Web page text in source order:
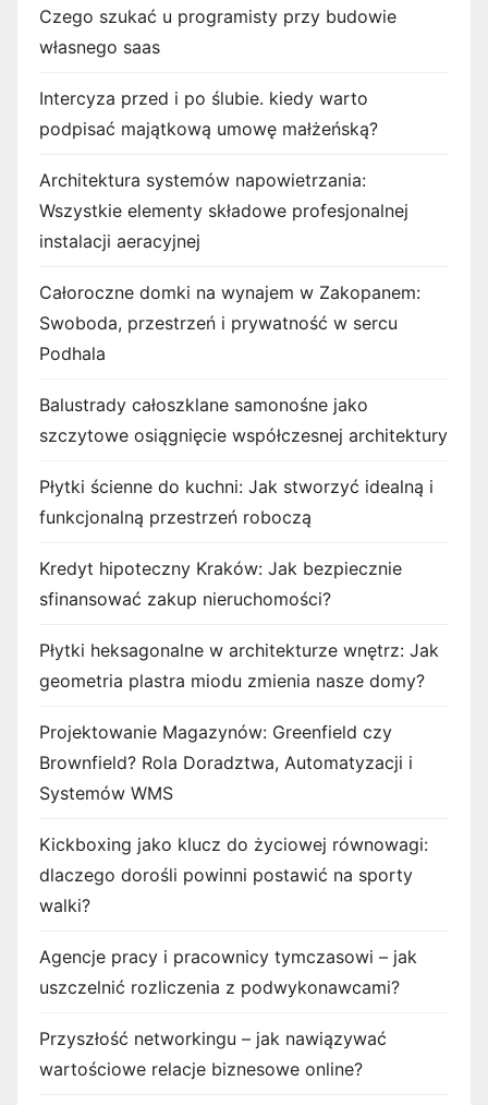
Czego szukać u programisty przy budowie
własnego saas
Intercyza przed i po ślubie. kiedy warto
podpisać majątkową umowę małżeńską?
Architektura systemów napowietrzania:
Wszystkie elementy składowe profesjonalnej
instalacji aeracyjnej
Całoroczne domki na wynajem w Zakopanem:
Swoboda, przestrzeń i prywatność w sercu
Podhala
Balustrady całoszklane samonośne jako
szczytowe osiągnięcie współczesnej architektury
Płytki ścienne do kuchni: Jak stworzyć idealną i
funkcjonalną przestrzeń roboczą
Kredyt hipoteczny Kraków: Jak bezpiecznie
sfinansować zakup nieruchomości?
Płytki heksagonalne w architekturze wnętrz: Jak
geometria plastra miodu zmienia nasze domy?
Projektowanie Magazynów: Greenfield czy
Brownfield? Rola Doradztwa, Automatyzacji i
Systemów WMS
Kickboxing jako klucz do życiowej równowagi:
dlaczego dorośli powinni postawić na sporty
walki?
Agencje pracy i pracownicy tymczasowi – jak
uszczelnić rozliczenia z podwykonawcami?
Przyszłość networkingu – jak nawiązywać
wartościowe relacje biznesowe online?